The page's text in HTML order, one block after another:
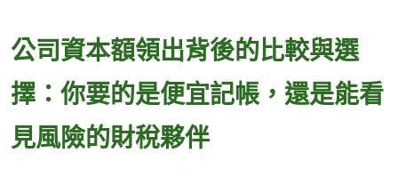
公司資本額領出背後的比較與選
擇：你要的是便宜記帳，還是能看
見風險的財稅夥伴